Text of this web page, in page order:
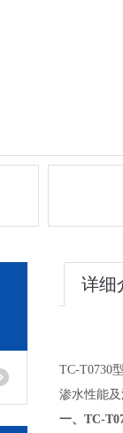
详细
TC-T0730
渗水性能
一、 TC-